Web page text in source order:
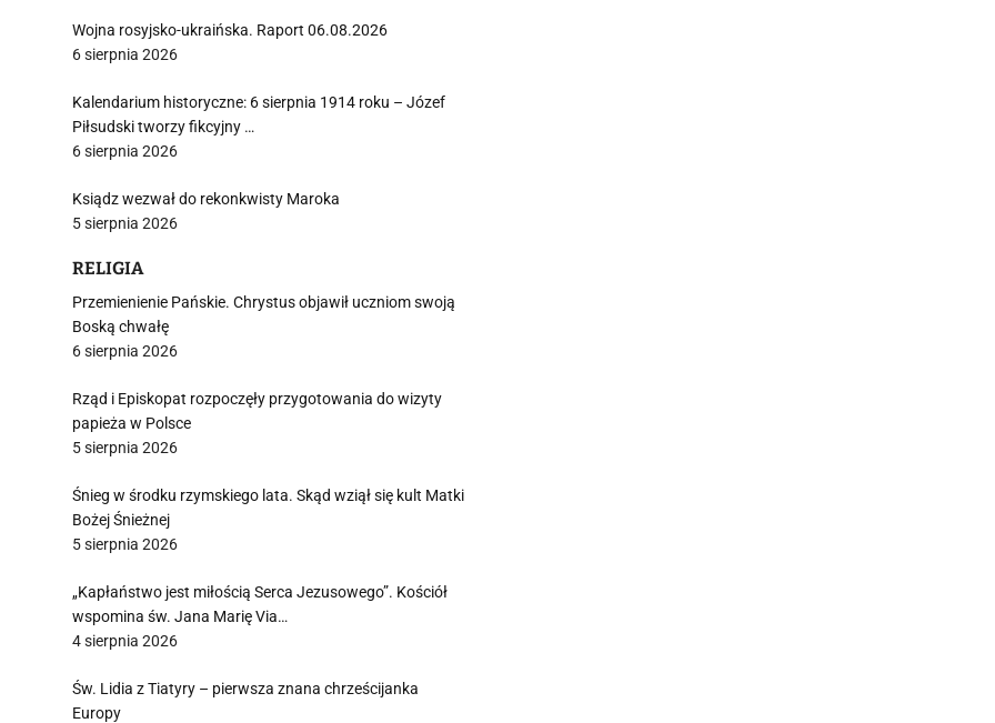
Wojna rosyjsko-ukraińska. Raport 06.08.2026
6 sierpnia 2026
Kalendarium historyczne: 6 sierpnia 1914 roku – Józef
Piłsudski tworzy fikcyjny …
6 sierpnia 2026
Ksiądz wezwał do rekonkwisty Maroka
5 sierpnia 2026
RELIGIA
Przemienienie Pańskie. Chrystus objawił uczniom swoją
Boską chwałę
6 sierpnia 2026
Rząd i Episkopat rozpoczęły przygotowania do wizyty
papieża w Polsce
5 sierpnia 2026
Śnieg w środku rzymskiego lata. Skąd wziął się kult Matki
Bożej Śnieżnej
5 sierpnia 2026
„Kapłaństwo jest miłością Serca Jezusowego”. Kościół
wspomina św. Jana Marię Via…
4 sierpnia 2026
Św. Lidia z Tiatyry – pierwsza znana chrześcijanka
Europy